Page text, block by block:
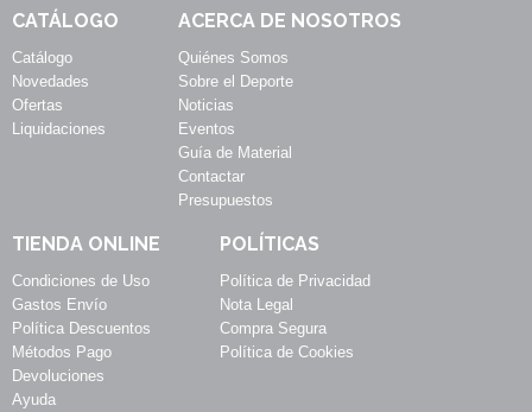
CATÁLOGO
Catálogo
Novedades
Ofertas
Liquidaciones
ACERCA DE NOSOTROS
Quiénes Somos
Sobre el Deporte
Noticias
Eventos
Guía de Material
Contactar
Presupuestos
TIENDA ONLINE
Condiciones de Uso
Gastos Envío
Política Descuentos
Métodos Pago
Devoluciones
Ayuda
POLÍTICAS
Política de Privacidad
Nota Legal
Compra Segura
Política de Cookies